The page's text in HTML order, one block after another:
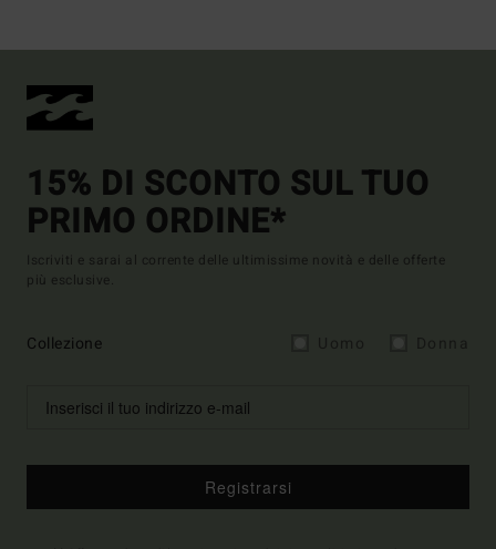
15% DI SCONTO SUL TUO
PRIMO ORDINE*
Iscriviti e sarai al corrente delle ultimissime novità e delle offerte
più esclusive.
Collezione
Registrarsi